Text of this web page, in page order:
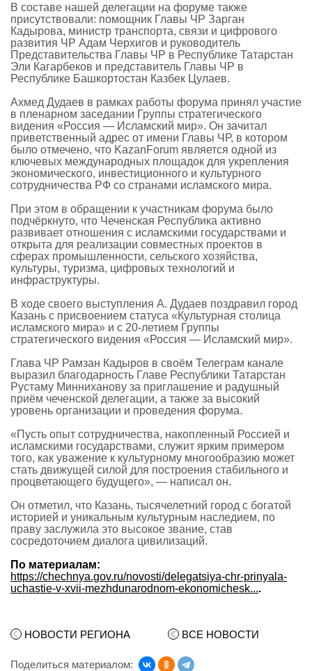
В составе нашей делегации на форуме также
присутствовали: помощник Главы ЧР Зарган
Кадырова, министр транспорта, связи и цифрового
развития ЧР Адам Черхигов и руководитель
Представительства Главы ЧР в Республике Татарстан
Эли Кагарбеков и представитель Главы ЧР в
Республике Башкортостан Казбек Цулаев.
Ахмед Дудаев в рамках работы форума принял участие
в пленарном заседании Группы стратегического
видения «Россия — Исламский мир». Он зачитал
приветственный адрес от имени Главы ЧР, в котором
было отмечено, что KazanForum является одной из
ключевых международных площадок для укрепления
экономического, инвестиционного и культурного
сотрудничества РФ со странами исламского мира.
При этом в обращении к участникам форума было
подчёркнуто, что Чеченская Республика активно
развивает отношения с исламскими государствами и
открыта для реализации совместных проектов в
сферах промышленности, сельского хозяйства,
культуры, туризма, цифровых технологий и
инфраструктуры.
В ходе своего выступления А. Дудаев поздравил город
Казань с присвоением статуса «Культурная столица
исламского мира» и с 20-летием Группы
стратегического видения «Россия — Исламский мир».
Глава ЧР Рамзан Кадыров в своём Телеграм канале
выразил благодарность Главе Республики Татарстан
Рустаму Минниханову за приглашение и радушный
приём чеченской делегации, а также за высокий
уровень организации и проведения форума.
«Пусть опыт сотрудничества, накопленный Россией и
исламскими государствами, служит ярким примером
того, как уважение к культурному многообразию может
стать движущей силой для построения стабильного и
процветающего будущего», — написал он.
Он отметил, что Казань, тысячелетний город с богатой
историей и уникальным культурным наследием, по
праву заслужила это высокое звание, став
сосредоточием диалога цивилизаций.
По материалам:
https://chechnya.gov.ru/novosti/delegatsiya-chr-prinyala-
uchastie-v-xvii-mezhdunarodnom-ekonomichesk....
НОВОСТИ РЕГИОНА ВСЕ НОВОСТИ
Поделиться материалом: